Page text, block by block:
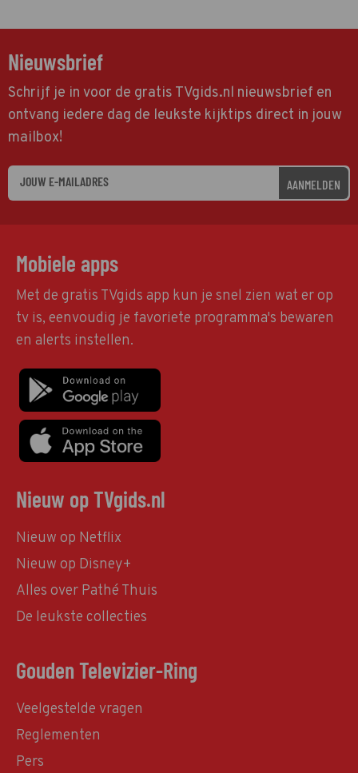
Nieuwsbrief
Schrijf je in voor de gratis TVgids.nl nieuwsbrief en
ontvang iedere dag de leukste kijktips direct in jouw
mailbox!
AANMELDEN
Mobiele apps
Met de gratis TVgids app kun je snel zien wat er op
tv is, eenvoudig je favoriete programma's bewaren
en alerts instellen.
Nieuw op TVgids.nl
Nieuw op Netflix
Nieuw op Disney+
Alles over Pathé Thuis
De leukste collecties
Gouden Televizier-Ring
Veelgestelde vragen
Reglementen
Pers